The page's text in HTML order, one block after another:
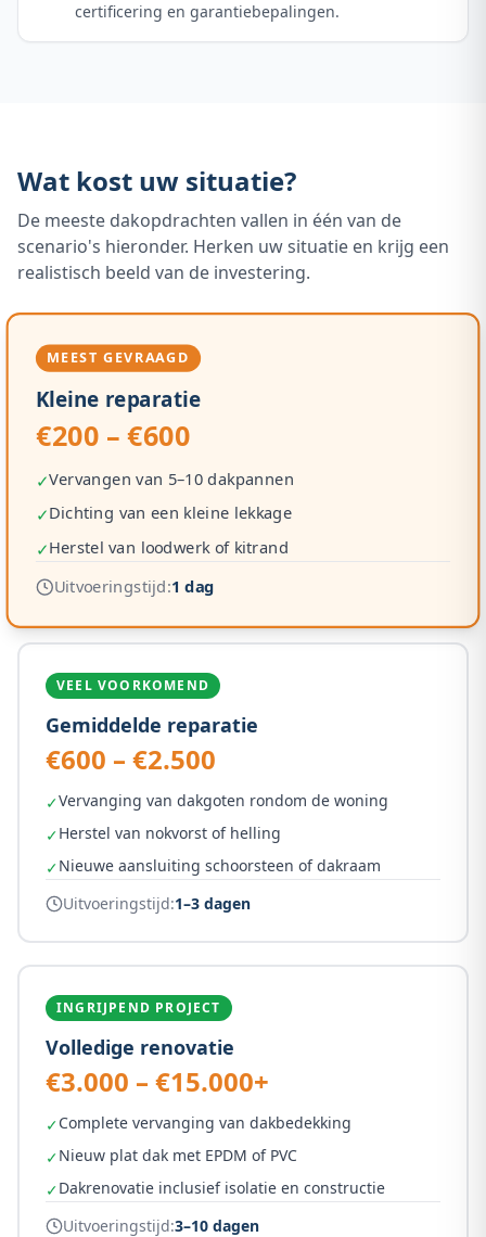
certificering en garantiebepalingen.
Wat kost uw situatie?
De meeste dakopdrachten vallen in één van de
scenario's hieronder. Herken uw situatie en krijg een
realistisch beeld van de investering.
MEEST GEVRAAGD
Kleine reparatie
€200 – €600
✓Vervangen van 5–10 dakpannen
✓Dichting van een kleine lekkage
✓Herstel van loodwerk of kitrand
Uitvoeringstijd:1 dag
VEEL VOORKOMEND
Gemiddelde reparatie
€600 – €2.500
✓Vervanging van dakgoten rondom de woning
✓Herstel van nokvorst of helling
✓Nieuwe aansluiting schoorsteen of dakraam
Uitvoeringstijd:1–3 dagen
INGRIJPEND PROJECT
Volledige renovatie
€3.000 – €15.000+
✓Complete vervanging van dakbedekking
✓Nieuw plat dak met EPDM of PVC
✓Dakrenovatie inclusief isolatie en constructie
Uitvoeringstijd:3–10 dagen